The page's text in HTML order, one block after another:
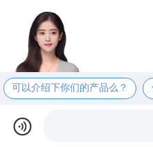
可以介绍下你们的产品么？